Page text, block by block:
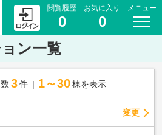
閲覧履歴
0
お気に入り
0
メニュー
ン一覧
3 件 1～30 棟を表示
変更